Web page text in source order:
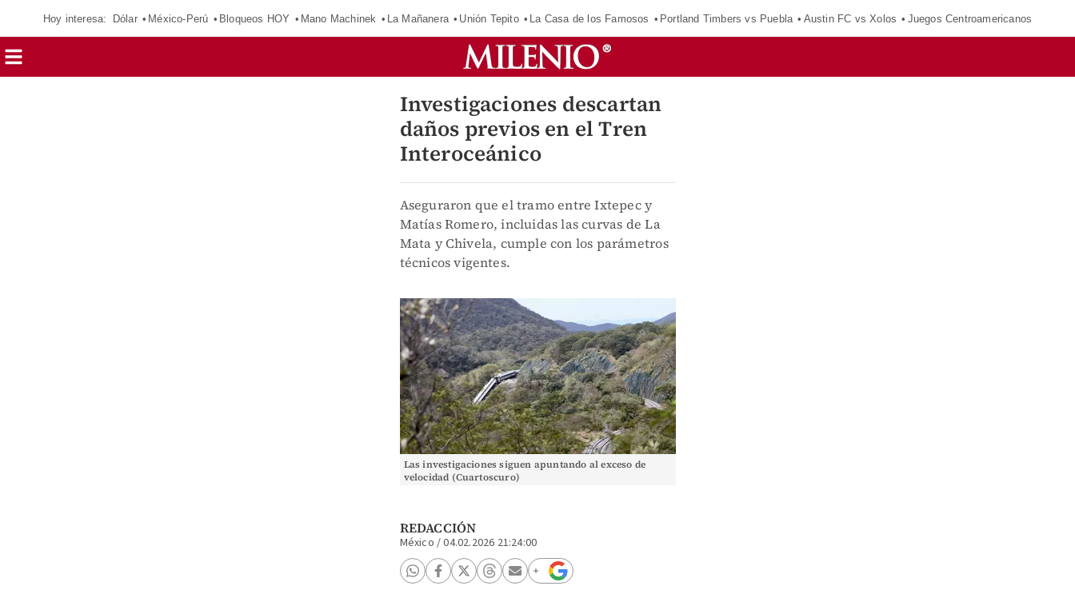
Hoy interesa: Dólar México-Perú Bloqueos HOY Mano Machinek La Mañanera Unión Tepito La Casa de los Famosos Portland Timbers vs Puebla Austin FC vs Xolos Juegos Centroamericanos
Investigaciones descartan
daños previos en el Tren
Interoceánico
Aseguraron que el tramo entre Ixtepec y
Matías Romero, incluidas las curvas de La
Mata y Chivela, cumple con los parámetros
técnicos vigentes.
Las investigaciones siguen apuntando al exceso de
velocidad (Cuartoscuro)
REDACCIÓN
México /04.02.2026 21:24:00